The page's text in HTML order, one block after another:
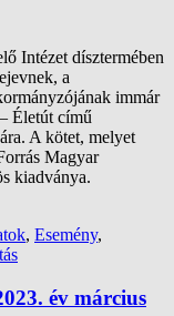
Intézet dísztermében
a
immár
Életút című
A kötet, melyet
Magyar
kiadványa.
, Esemény,
év március